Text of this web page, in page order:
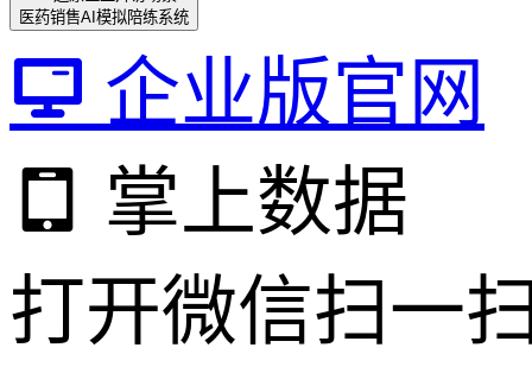
医药销售AI模拟陪练系统
企业版官网
掌上数据
打开微信扫一